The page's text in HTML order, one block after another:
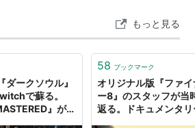
ね😉 改めて振り返ると無双シリーズ
な～ と…
もっと見る
ダークソウル』
で蘇る。
』が発
58 ブックマーク
オリジナル版『ファ
ー8』のスタッフが当
返る。ドキュメンタ